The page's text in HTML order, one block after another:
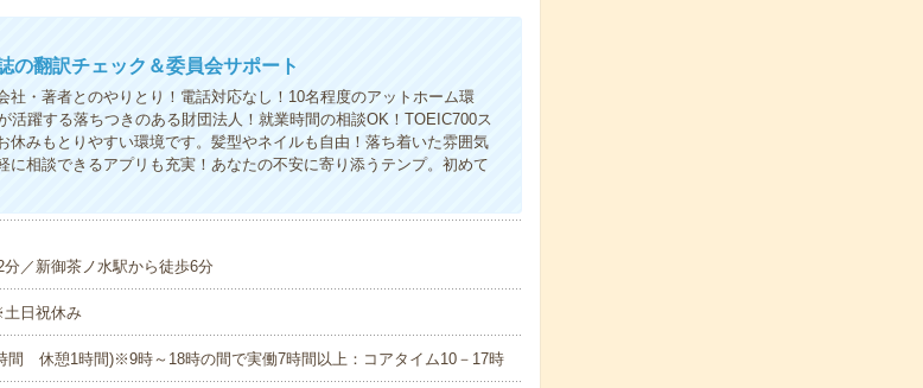
の翻訳チェック＆委員会サポート
社・著者とのやりとり！電話対応なし！10名程度のアットホーム環
活躍する落ちつきのある財団法人！就業時間の相談OK！TOEIC700ス
休みもとりやすい環境です。髪型やネイルも自由！落ち着いた雰囲気
に相談できるアプリも充実！あなたの不安に寄り添うテンプ。初めて
／新御茶ノ水駅から徒歩6分
日祝休み
間 休憩1時間)※9時～18時の間で実働7時間以上：コアタイム10－17時